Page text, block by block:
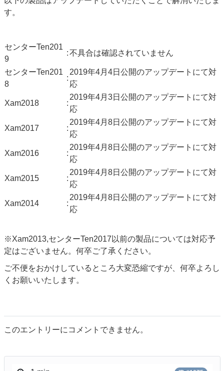
す。
センターTen201
9
:不具合は確認されていません
センターTen201
8
:
2019年4月4日公開のアップデートにて対
応
Xam2018 :
2019年4月3日公開のアップデートにて対
応
Xam2017 :
2019年4月8日公開のアップデートにて対
応
Xam2016 :
2019年4月8日公開のアップデートにて対
応
Xam2015 :
2019年4月8日公開のアップデートにて対
応
Xam2014 :
2019年4月8日公開のアップデートにて対
応
※Xam2013,センターTen2017以前の製品については対応予
定はございません。何卒ご了承ください。
ご不便をおかけしているところ大変恐縮ですが、何卒よろし
くお願いいたします。
このエントリーにコメントできません。